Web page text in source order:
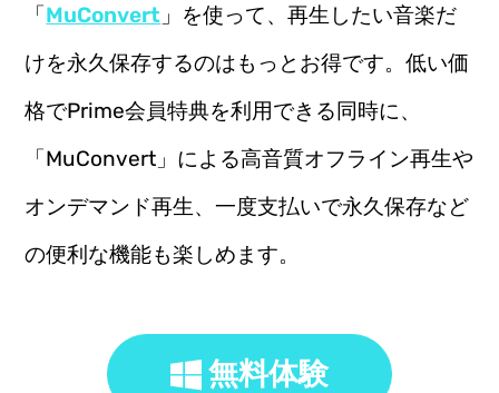
「MuConvert 」を使って、再生したい音楽だ
けを永久保存するのはもっとお得です。低い価
格でPrime会員特典を利用できる同時に、
「MuConvert」による高音質オフライン再生や
オンデマンド再生、一度支払いで永久保存など
の便利な機能も楽しめます。
無料体験